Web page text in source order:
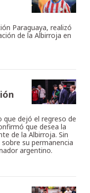
Paraguaya, realizó
de la Albirroja en
que dejó el regreso de
que desea la
de la Albirroja. Sin
su permanencia
argentino.